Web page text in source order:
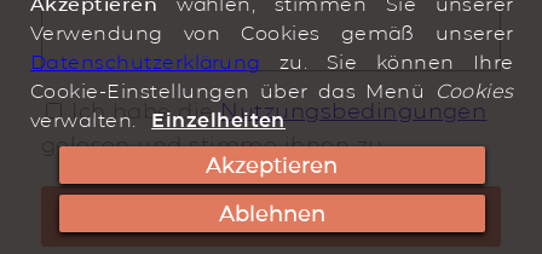
Ich habe dieNutzungsbedingungen
gelesen und stimme ihnen zu.
Akzeptieren wählen, stimmen Sie unserer
Verwendung von Cookies gemäß unserer
Datenschutzerklärung zu. Sie können Ihre
Cookie-Einstellungen über das Menü
Cookies
verwalten.
Einzelheiten
Akzeptieren
Ablehnen